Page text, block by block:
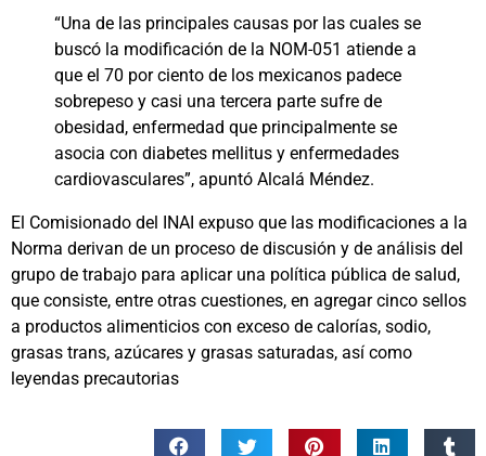
“Una de las principales causas por las cuales se
buscó la modificación de la NOM-051 atiende a
que el 70 por ciento de los mexicanos padece
sobrepeso y casi una tercera parte sufre de
obesidad, enfermedad que principalmente se
asocia con diabetes mellitus y enfermedades
cardiovasculares”, apuntó Alcalá Méndez.
El Comisionado del INAI expuso que las modificaciones a la
Norma derivan de un proceso de discusión y de análisis del
grupo de trabajo para aplicar una política pública de salud,
que consiste, entre otras cuestiones, en agregar cinco sellos
a productos alimenticios con exceso de calorías, sodio,
grasas trans, azúcares y grasas saturadas, así como
leyendas precautorias